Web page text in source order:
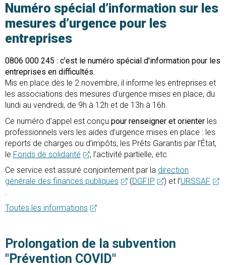
Numéro spécial d’information sur les
mesures d’urgence pour les
entreprises
0806 000 245 : c'est le numéro spécial d'information pour les
entreprises en difficultés.
Mis en place dès le 2 novembre, il informe les entreprises et
les associations des mesures d'urgence mises en place, du
lundi au vendredi, de 9h à 12h et de 13h à 16h.
Ce numéro d’appel est conçu pour renseigner et orienter les
professionnels vers les aides d’urgence mises en place : les
reports de charges ou d’impôts, les Prêts Garantis par l’État,
le Fonds de solidarité
, l’activité partielle, etc.
Ce service est assuré conjointement par la direction
générale des finances publiques
(DGFIP ) et l’URSSAF
.
Toutes les informations
Prolongation de la subvention
"Prévention COVID"